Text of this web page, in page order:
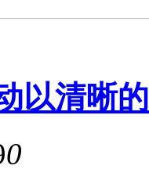
以清晰
0